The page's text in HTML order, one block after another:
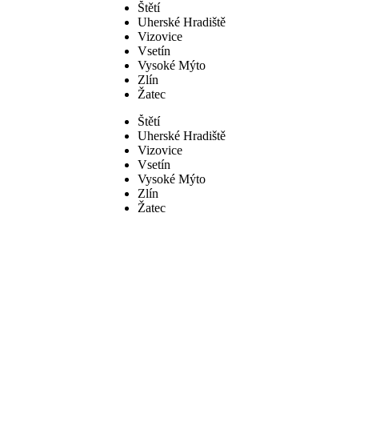
Štětí
Uherské Hradiště
Vizovice
Vsetín
Vysoké Mýto
Zlín
Žatec
Štětí
Uherské Hradiště
Vizovice
Vsetín
Vysoké Mýto
Zlín
Žatec